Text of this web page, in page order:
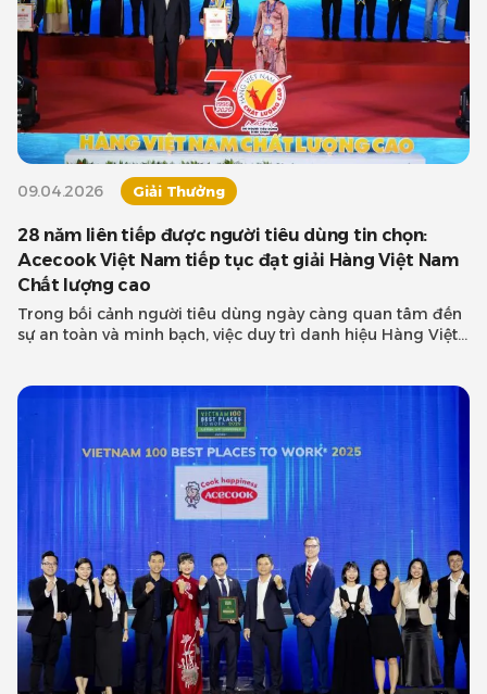
09.04.2026 Giải Thưởng
28 năm liên tiếp được người tiêu dùng tin chọn:
Acecook Việt Nam tiếp tục đạt giải Hàng Việt Nam
Chất lượng cao
Trong bối cảnh người tiêu dùng ngày càng quan tâm đến
sự an toàn và minh bạch, việc duy trì danh hiệu Hàng Việt